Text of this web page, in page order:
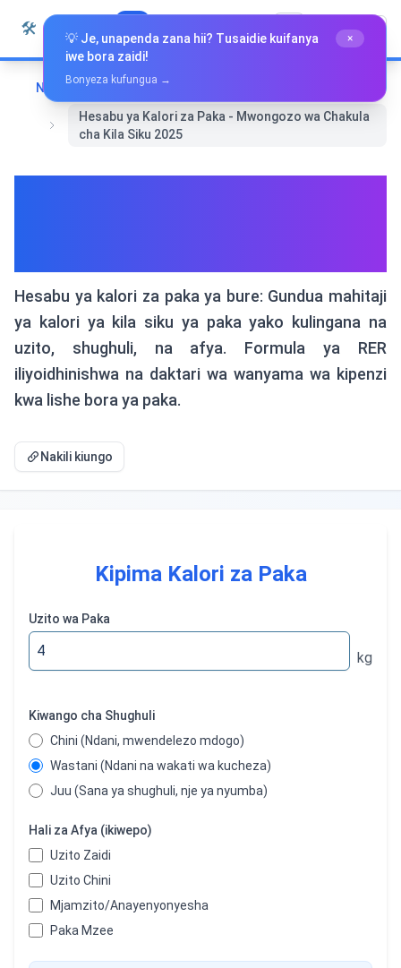
Ruka hadi maudhui
🛠️ Kiswahili
Nyumbani
Afya na Ustawi
Hesabu ya Kalori za Paka - Mwongozo wa Chakula
cha Kila Siku 2025
Hesabu ya kalori za paka ya bure: Gundua mahitaji
ya kalori ya kila siku ya paka yako kulingana na
uzito, shughuli, na afya. Formula ya RER
iliyoidhinishwa na daktari wa wanyama wa kipenzi
kwa lishe bora ya paka.
Nakili kiungo
Kipima Kalori za Paka
Uzito wa Paka
kg
Kiwango cha Shughuli
Chini (Ndani, mwendelezo mdogo)
Wastani (Ndani na wakati wa kucheza)
Juu (Sana ya shughuli, nje ya nyumba)
Hali za Afya (ikiwepo)
Uzito Zaidi
Uzito Chini
Mjamzito/Anayenyonyesha
Paka Mzee
💡 Je, unapenda zana hii? Tusaidie kuifanya
iwe bora zaidi!
×
Bonyeza kufungua →